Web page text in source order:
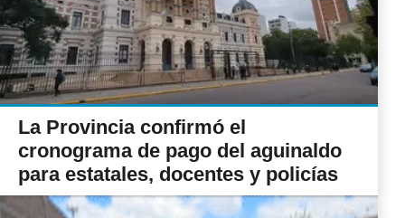
La Provincia confirmó el
cronograma de pago del aguinaldo
para estatales, docentes y policías